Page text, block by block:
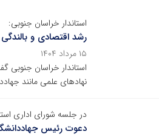
استاندار خراسان جنوبی:
رشد اقتصادی و
۱۵ مرداد ۱۴۰۴
استاندار خراسان جنوبی
نهادهای علمی مانند
در جلسه شورای اداری
دعوت رئیس